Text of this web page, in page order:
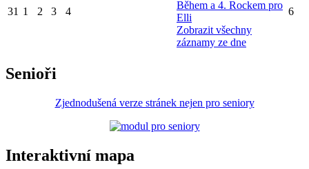
31 1 2 3 4
Během a 4. Rockem pro
Elli
Zobrazit všechny
záznamy ze dne
6
Senioři
Zjednodušená verze stránek nejen pro seniory
Interaktivní mapa